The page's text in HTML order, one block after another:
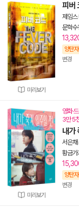
미리보기
피버
제임스
문학수
양탄
변경
미리보기
영화·
3만 5
내가
서은채
황금가
양탄
변경